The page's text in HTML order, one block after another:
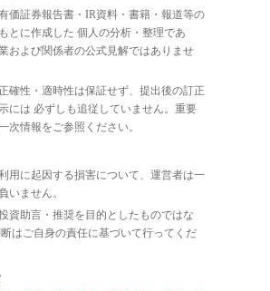
価証券報告書・IR資料・書籍・報道等の
とに作成した 個人の分析・整理であ
および関係者の公式見解ではありませ
確性・適時性は保証せず、提出後の訂正
には 必ずしも追従していません。重要
次情報をご参照ください。
用に起因する損害について、運営者は一
いません。
資助言・推奨を目的としたものではな
断はご自身の責任に基づいて行ってくだ